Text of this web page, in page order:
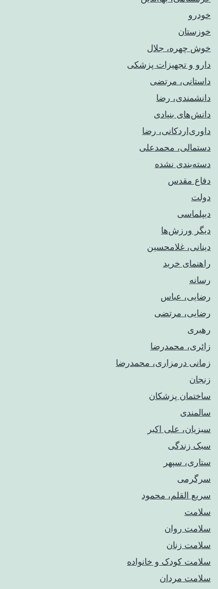
خودرو
خوزستان
خوش چهره، جلال
دارو و تجهیزات پزشکی
داستانی، مرتضی
دانشمندی، رضا
دانش‌های بنیادی
داوری‌اردکانی، رضا
دستمالی، محمدعلی
دسته‌بندی نشده
دفاع مقدس
دولت
دیپلماسی
دیگر ورزش‌ها
دینانی، غلامحسین
راهنمای خريد
رسانه
رضایی، عباس
رضایی، مرتضی
رهبری
زائری، محمدرضا
زمانی درمزاری، محمدرضا
زنجان
ساختمان پزشکان
سالمندی
سبزیان، علی اکبر
سبک زندگی
ستاری، سپهر
سرگرمی
سریع القلم، محمود
سلامت
سلامت روان
سلامت زنان
سلامت کودک‌ و خانواده
سلامت مردان